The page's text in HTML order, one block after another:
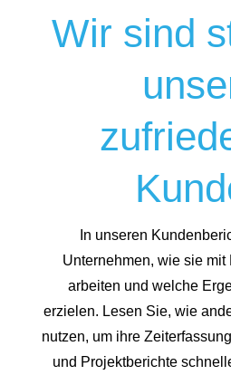
Wir sind
In unseren
Unternehmen, wie sie mit
arbeiten und welche
erzielen. Lesen Sie, wie
nutzen, um ihre
und Projektberichte